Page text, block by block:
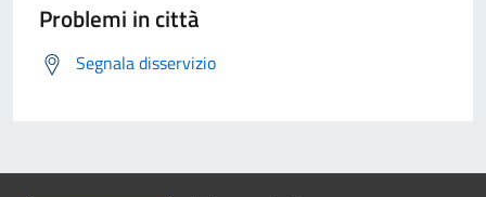
Problemi in città
Segnala disservizio